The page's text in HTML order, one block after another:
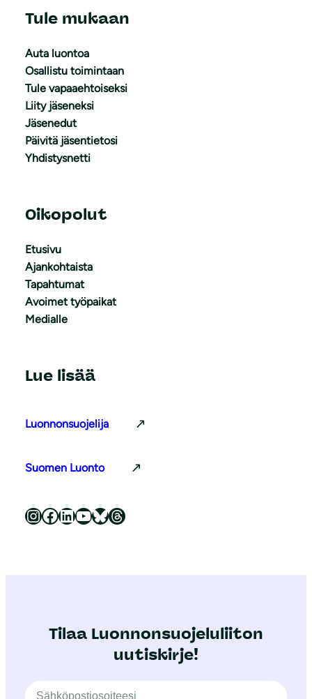
Tule mukaan
Auta luontoa
Osallistu toimintaan
Tule vapaaehtoiseksi
Liity jäseneksi
Jäsenedut
Päivitä jäsentietosi
Yhdistysnetti
Oikopolut
Etusivu
Ajankohtaista
Tapahtumat
Avoimet työpaikat
Medialle
Lue lisää
Luonnonsuojelija
Suomen Luonto
Luonnonsuojeluliitto Instagramissa Luonnonsuojeluliitto Facebookissa Luonnonsuojeluliitto LinkedInissä Luonnonsuojeluliiton YouTube-kanava Luonnonsuojeluliitto Blueskyssa Luonnonsuojeluliitto Threadsissa
Tilaa Luonnonsuojeluliiton
uutiskirje!